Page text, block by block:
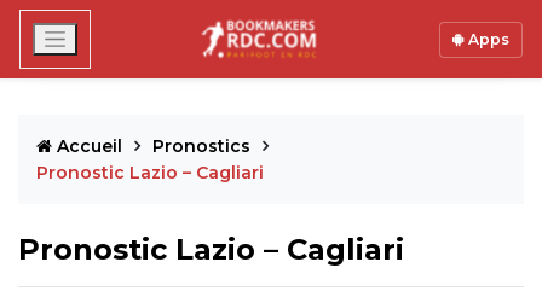
Apps
Accueil
Pronostics
Pronostic Lazio – Cagliari
Pronostic Lazio – Cagliari